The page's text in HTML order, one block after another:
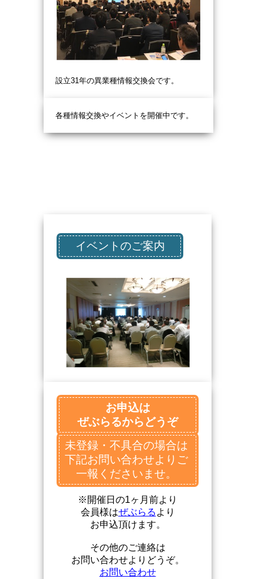
設立31年の異業種情報交換会です。
各種情報交換やイベントを開催中です。
イベントのご案内
お申込は
ぜぶらるからどうぞ
未登録・不具合の場合は
下記お問い合わせよりご
一報くださいませ。
※開催日の1ヶ月前より
会員様はぜぶらる より
お申込頂けます。
その他のご連絡は
お問い合わせよりどうぞ。
お問い合わせ